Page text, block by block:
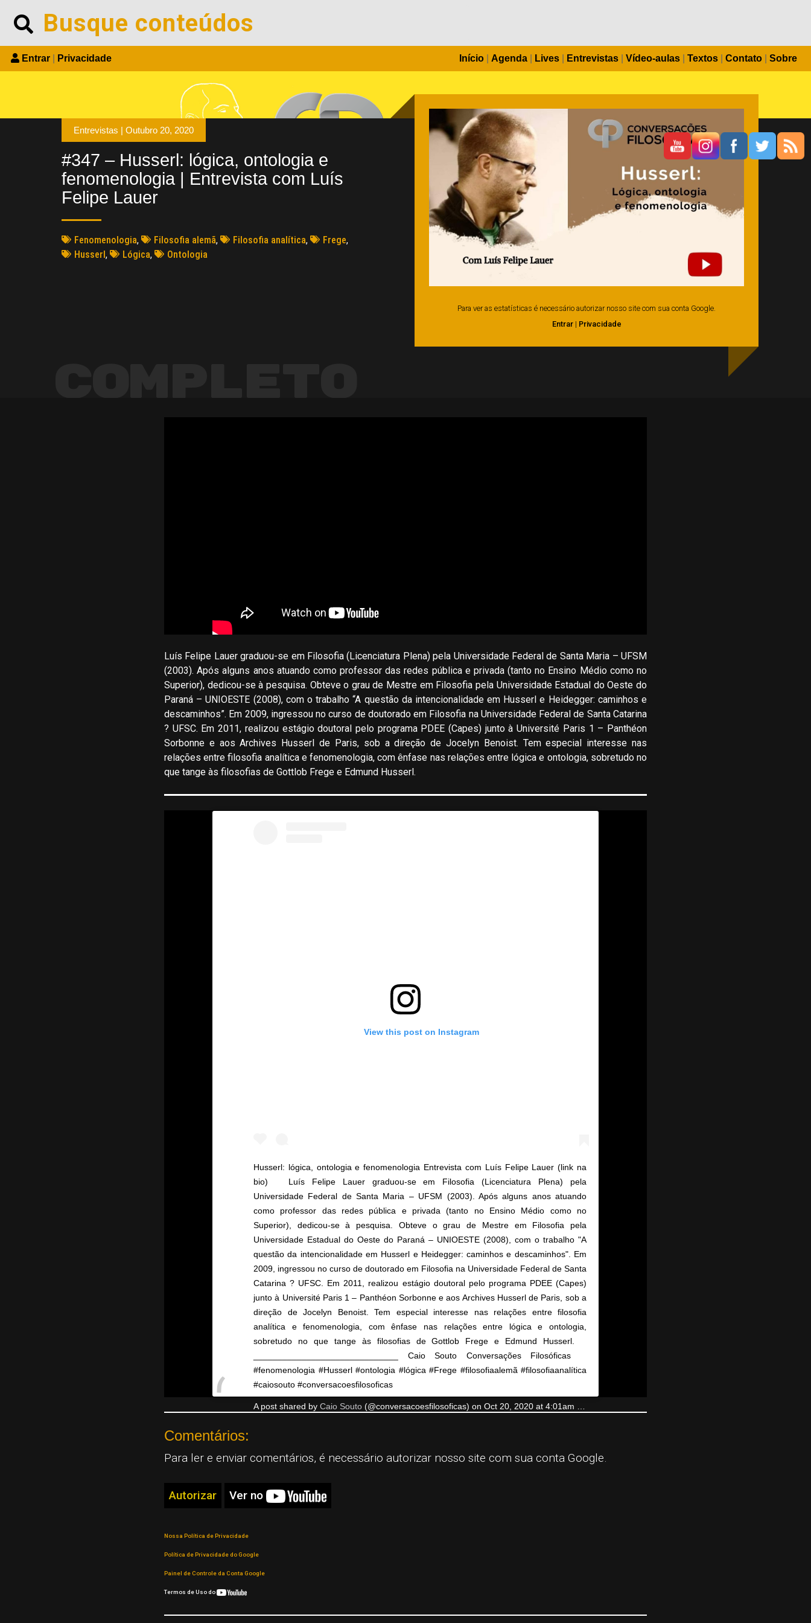
Início Agenda Lives Entrevistas Vídeo-aulas Textos Contato Sobre
Entrar Privacidade
Entrevistas | Outubro 20, 2020
#347 – Husserl: lógica, ontologia e
fenomenologia | Entrevista com Luís
Felipe Lauer
Fenomenologia, Filosofia alemã, Filosofia analítica, Frege,
Husserl, Lógica, Ontologia
Para ver as estatísticas é necessário autorizar nosso site com sua conta Google.
Entrar| Privacidade
Luís Felipe Lauer graduou-se em Filosofia (Licenciatura Plena) pela Universidade Federal de Santa Maria – UFSM
(2003). Após alguns anos atuando como professor das redes pública e privada (tanto no Ensino Médio como no
Superior), dedicou-se à pesquisa. Obteve o grau de Mestre em Filosofia pela Universidade Estadual do Oeste do
Paraná – UNIOESTE (2008), com o trabalho “A questão da intencionalidade em Husserl e Heidegger: caminhos e
descaminhos”. Em 2009, ingressou no curso de doutorado em Filosofia na Universidade Federal de Santa Catarina
? UFSC. Em 2011, realizou estágio doutoral pelo programa PDEE (Capes) junto à Université Paris 1 – Panthéon
Sorbonne e aos Archives Husserl de Paris, sob a direção de Jocelyn Benoist. Tem especial interesse nas
relações entre filosofia analítica e fenomenologia, com ênfase nas relações entre lógica e ontologia, sobretudo no
que tange às filosofias de Gottlob Frege e Edmund Husserl.
View this post on Instagram
Husserl: lógica, ontologia e fenomenologia Entrevista com Luís Felipe Lauer (link na
bio) ⠀ Luís Felipe Lauer graduou-se em Filosofia (Licenciatura Plena) pela
Universidade Federal de Santa Maria – UFSM (2003). Após alguns anos atuando
como professor das redes pública e privada (tanto no Ensino Médio como no
Superior), dedicou-se à pesquisa. Obteve o grau de Mestre em Filosofia pela
Universidade Estadual do Oeste do Paraná – UNIOESTE (2008), com o trabalho "A
questão da intencionalidade em Husserl e Heidegger: caminhos e descaminhos". Em
2009, ingressou no curso de doutorado em Filosofia na Universidade Federal de Santa
Catarina ? UFSC. Em 2011, realizou estágio doutoral pelo programa PDEE (Capes)
junto à Université Paris 1 – Panthéon Sorbonne e aos Archives Husserl de Paris, sob a
direção de Jocelyn Benoist. Tem especial interesse nas relações entre filosofia
analítica e fenomenologia, com ênfase nas relações entre lógica e ontologia,
sobretudo no que tange às filosofias de Gottlob Frege e Edmund Husserl. ⠀
______________________________ Caio Souto Conversações Filosóficas ⠀
#fenomenologia #Husserl #ontologia #lógica #Frege #filosofiaalemã #filosofiaanalítica
#caiosouto #conversacoesfilosoficas
A post shared by Caio Souto (@conversacoesfilosoficas) on Oct 20, 2020 at 4:01am PDT
Comentários:
Para ler e enviar comentários, é necessário autorizar nosso site com sua conta Google.
Autorizar Ver no
Nossa Política de Privacidade
Política de Privacidade do Google
Painel de Controle da Conta Google
Termos de Uso do